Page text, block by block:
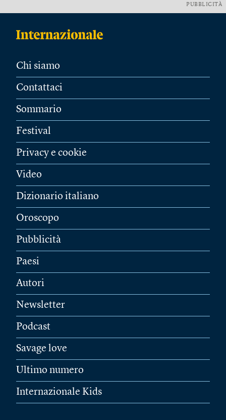
PUBBLICITÀ
Chi siamo
Contattaci
Sommario
Festival
Privacy e cookie
Video
Dizionario italiano
Oroscopo
Pubblicità
Paesi
Autori
Newsletter
Podcast
Savage love
Ultimo numero
Internazionale Kids